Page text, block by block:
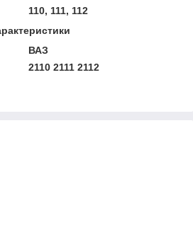
110, 111, 112
ВАЗ
2110 2111 2112